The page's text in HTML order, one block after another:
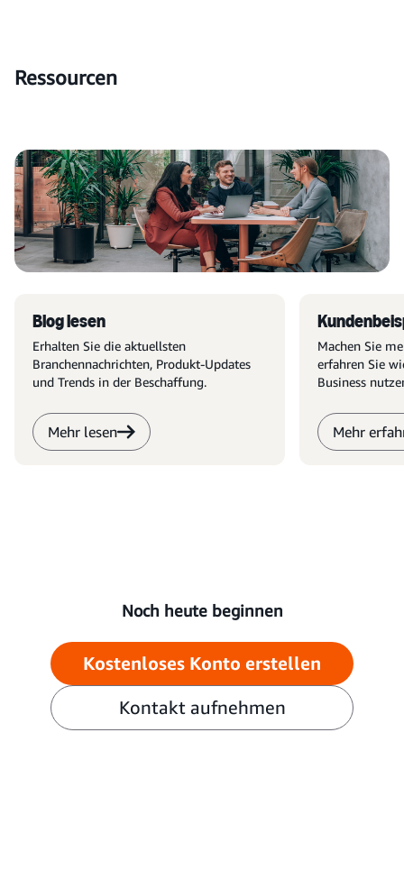
Ressourcen
Blog lesen
Erhalten Sie die aktuellsten
Branchennachrichten, Produkt-Updates
und Trends in der Beschaffung.
Mehr lesen
Machen Sie
erfahren Sie
Business
Mehr
Noch heute beginnen
Kostenloses Konto erstellen
Kontakt aufnehmen